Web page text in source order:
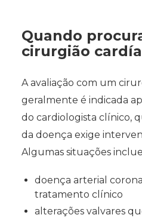
Quando
cirurgião
A avaliação com um
geralmente é indicada
do cardiologista clínico,
da doença exige
Algumas situações
doença arterial
tratamento clínico
alterações valvares